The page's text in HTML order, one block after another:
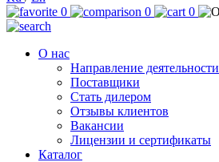
0
0 0
О нас
Направление деятельности
Поставщики
Стать дилером
Отзывы клиентов
Вакансии
Лицензии и сертификаты
Каталог